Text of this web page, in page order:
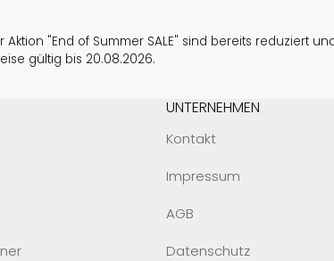
"End of Summer SALE" sind bereits reduziert
gültig bis 20.08.2026.
UNTERNEHMEN
Kontakt
Impressum
AGB
Datenschutz